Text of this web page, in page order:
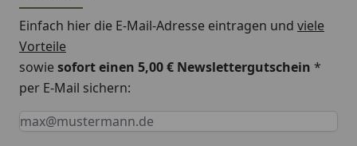
Einfach hier die E-Mail-Adresse eintragen und viele
Vorteile
sowiesofort einen 5,00 € Newslettergutschein *
per E-Mail sichern:
Keine Eingabe erforderlich
Eingabe erforderlich
E-Mail *